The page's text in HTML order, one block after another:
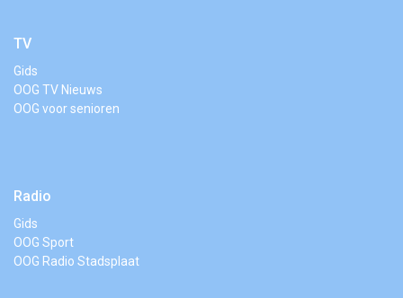
TV
Gids
OOG TV Nieuws
OOG voor senioren
Radio
Gids
OOG Sport
OOG Radio Stadsplaat